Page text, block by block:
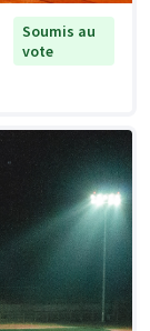
Soumis au
vote